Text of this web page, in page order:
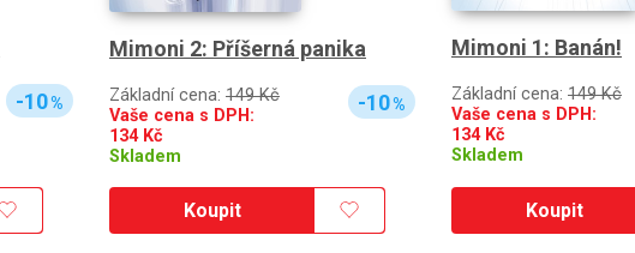
-10%
Mimoni 2: Příšerná panika
Základní cena: 149 Kč
Vaše cena s DPH:
134Kč
Skladem
-10%
Koupit
Mimoni 1: Banán!
Základní cena: 149 Kč
Vaše cena s DPH:
134Kč
Skladem
Koupit